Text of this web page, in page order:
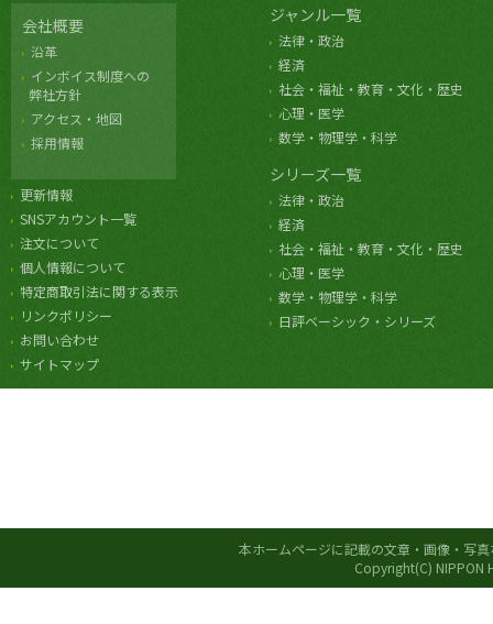
会社概要
沿革
インボイス制度への
弊社方針
アクセス・地図
採用情報
更新情報
SNSアカウント一覧
注文について
個人情報について
特定商取引法に関する表示
リンクポリシー
お問い合わせ
サイトマップ
ジャンル一覧
法律・政治
経済
社会・福祉・教育・文化・歴史
心理・医学
数学・物理学・科学
シリーズ一覧
法律・政治
経済
社会・福祉・教育・文化・歴史
心理・医学
数学・物理学・科学
日評ベーシック・シリーズ
本ホームページに記載の文章・画像・写
Copyright(C) NIPPON